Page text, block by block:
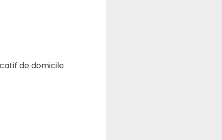
de domicile